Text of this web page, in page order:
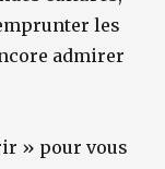
les
admirer
» pour vous